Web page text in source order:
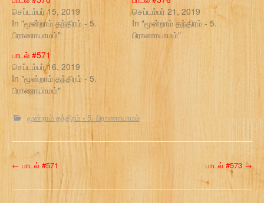
செப்டம்பர் 15, 2019
In "மூன்றாம் தந்திரம் - 5.
பிராணாயாமம்"
செப்டம்பர் 21, 2019
In "மூன்றாம் தந்திரம் - 5.
பிராணாயாமம்"
பாடல் #571
செப்டம்பர் 16, 2019
In "மூன்றாம் தந்திரம் - 5.
பிராணாயாமம்"
மூன்றாம் தந்திரம் - 5. பிராணாயாமம்
P
o
← பாடல் #571 பாடல் #573 →